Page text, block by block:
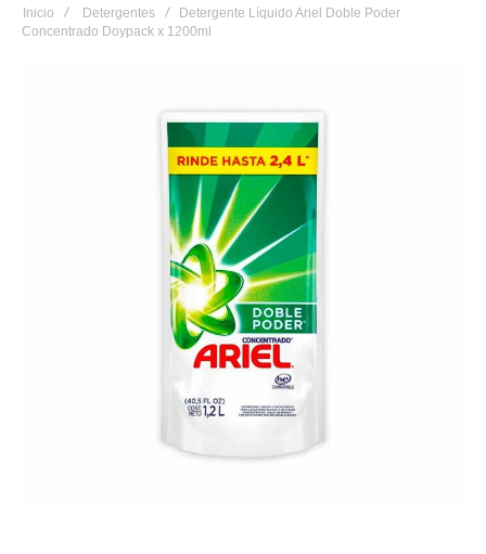
Inicio Detergentes
Detergente Líquido Ariel Doble Poder
Concentrado Doypack x 1200ml